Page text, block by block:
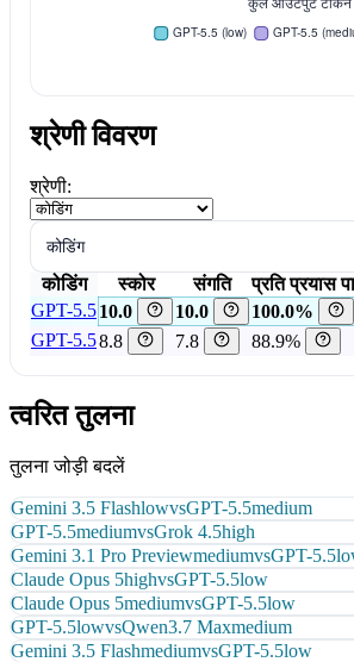
श्रेणी विवरण
श्रेणी:
कोडिंग
कोडिंग स्कोर संगति प्रति प्रयास
GPT-5.510.0 10.0 100.0%
GPT-5.58.8 7.8 88.9%
त्वरित तुलना
तुलना जोड़ी बदलें
Gemini 3.5 FlashlowvsGPT-5.5medium
GPT-5.5mediumvsGrok 4.5high
Gemini 3.1 Pro PreviewmediumvsGPT-5.5
Claude Opus 5highvsGPT-5.5low
Claude Opus 5mediumvsGPT-5.5low
GPT-5.5lowvsQwen3.7 Maxmedium
Gemini 3.5 FlashmediumvsGPT-5.5low